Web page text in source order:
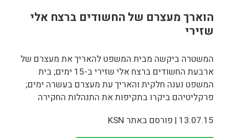
הוארך מעצרם של החשודים ברצח אלי
שזירי
המשטרה ביקשה מבית המשפט להאריך את מעצרם של
ארבעת החשודים ברצח אלי שזירי ב-15 ימים; בית
המשפט נענה חלקית והאריך עת מעצרם בעשרה ימים;
פרקליטיהם ביקרו בתקיפות את התנהלות החקירה
13.07.15 | פורסם באתר KSN